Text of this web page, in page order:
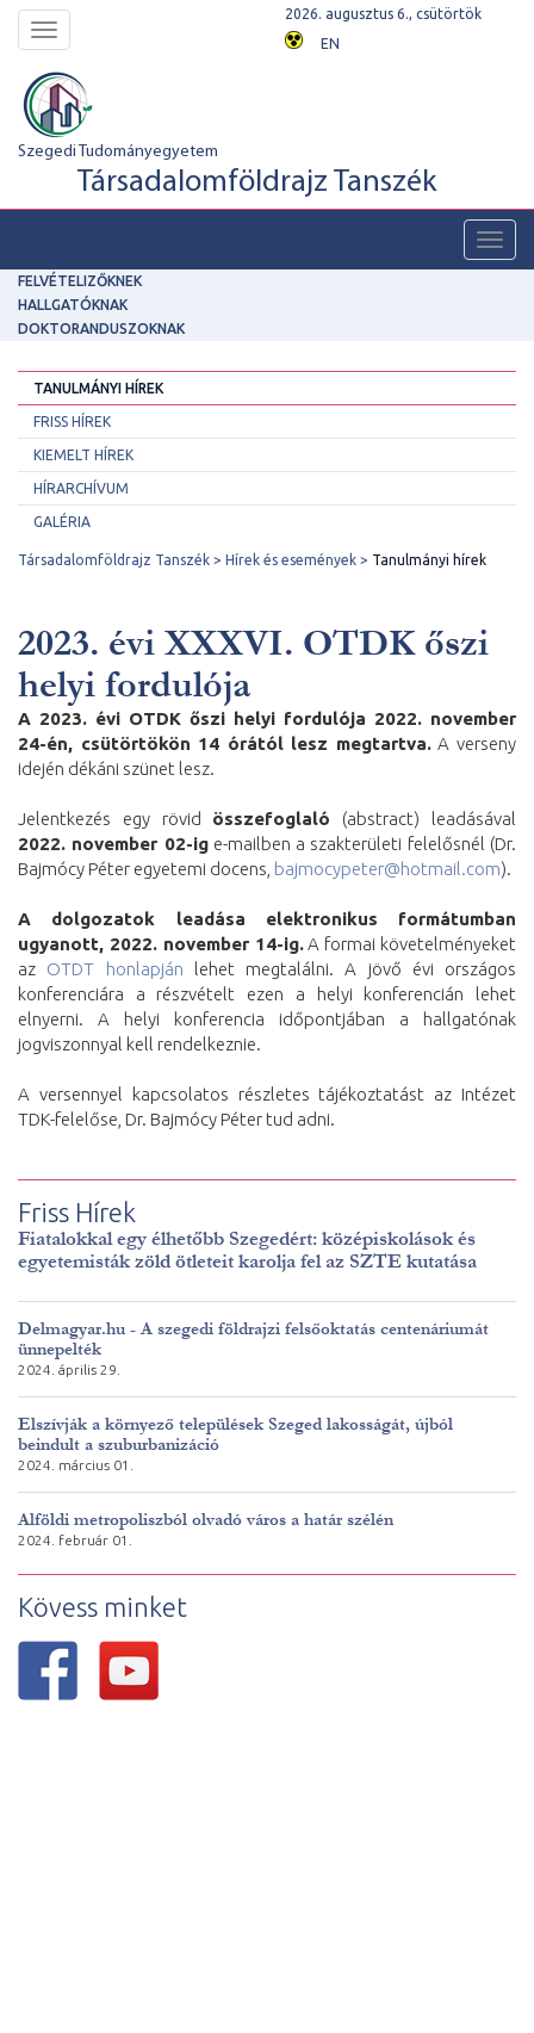
Toggle
navigation
2026. augusztus 6., csütörtök
EN
Szegedi Tudományegyetem
Társadalomföldrajz Tanszék
FELVÉTELIZŐKNEK
HALLGATÓKNAK
DOKTORANDUSZOKNAK
TANULMÁNYI HÍREK
FRISS HÍREK
KIEMELT HÍREK
HÍRARCHÍVUM
GALÉRIA
Társadalomföldrajz Tanszék Hírek és események Tanulmányi hírek
2023. évi XXXVI. OTDK őszi
helyi fordulója
A 2023. évi OTDK őszi helyi fordulója 2022. november
24-én, csütörtökön 14 órától lesz megtartva.A verseny
idején dékáni szünet lesz.
Jelentkezés egy rövid összefoglaló (abstract) leadásával
2022. november 02-ige-mailben a szakterületi felelősnél (Dr.
Bajmócy Péter egyetemi docens, bajmocypeter@hotmail.com).
A dolgozatok leadása elektronikus formátumban
ugyanott, 2022. november 14-ig.A formai követelményeket
az OTDT honlapján lehet megtalálni. A jövő évi országos
konferenciára a részvételt ezen a helyi konferencián lehet
elnyerni. A helyi konferencia időpontjában a hallgatónak
jogviszonnyal kell rendelkeznie.
A versennyel kapcsolatos részletes tájékoztatást az Intézet
TDK-felelőse, Dr. Bajmócy Péter tud adni.
Friss Hírek
Fiatalokkal egy élhetőbb Szegedért: középiskolások és
egyetemisták zöld ötleteit karolja fel az SZTE kutatása
Delmagyar.hu - A szegedi földrajzi felsőoktatás centenáriumát
ünnepelték
2024. április 29.
Elszívják a környező települések Szeged lakosságát, újból
beindult a szuburbanizáció
2024. március 01.
Alföldi metropoliszból olvadó város a határ szélén
2024. február 01.
Kövess minket